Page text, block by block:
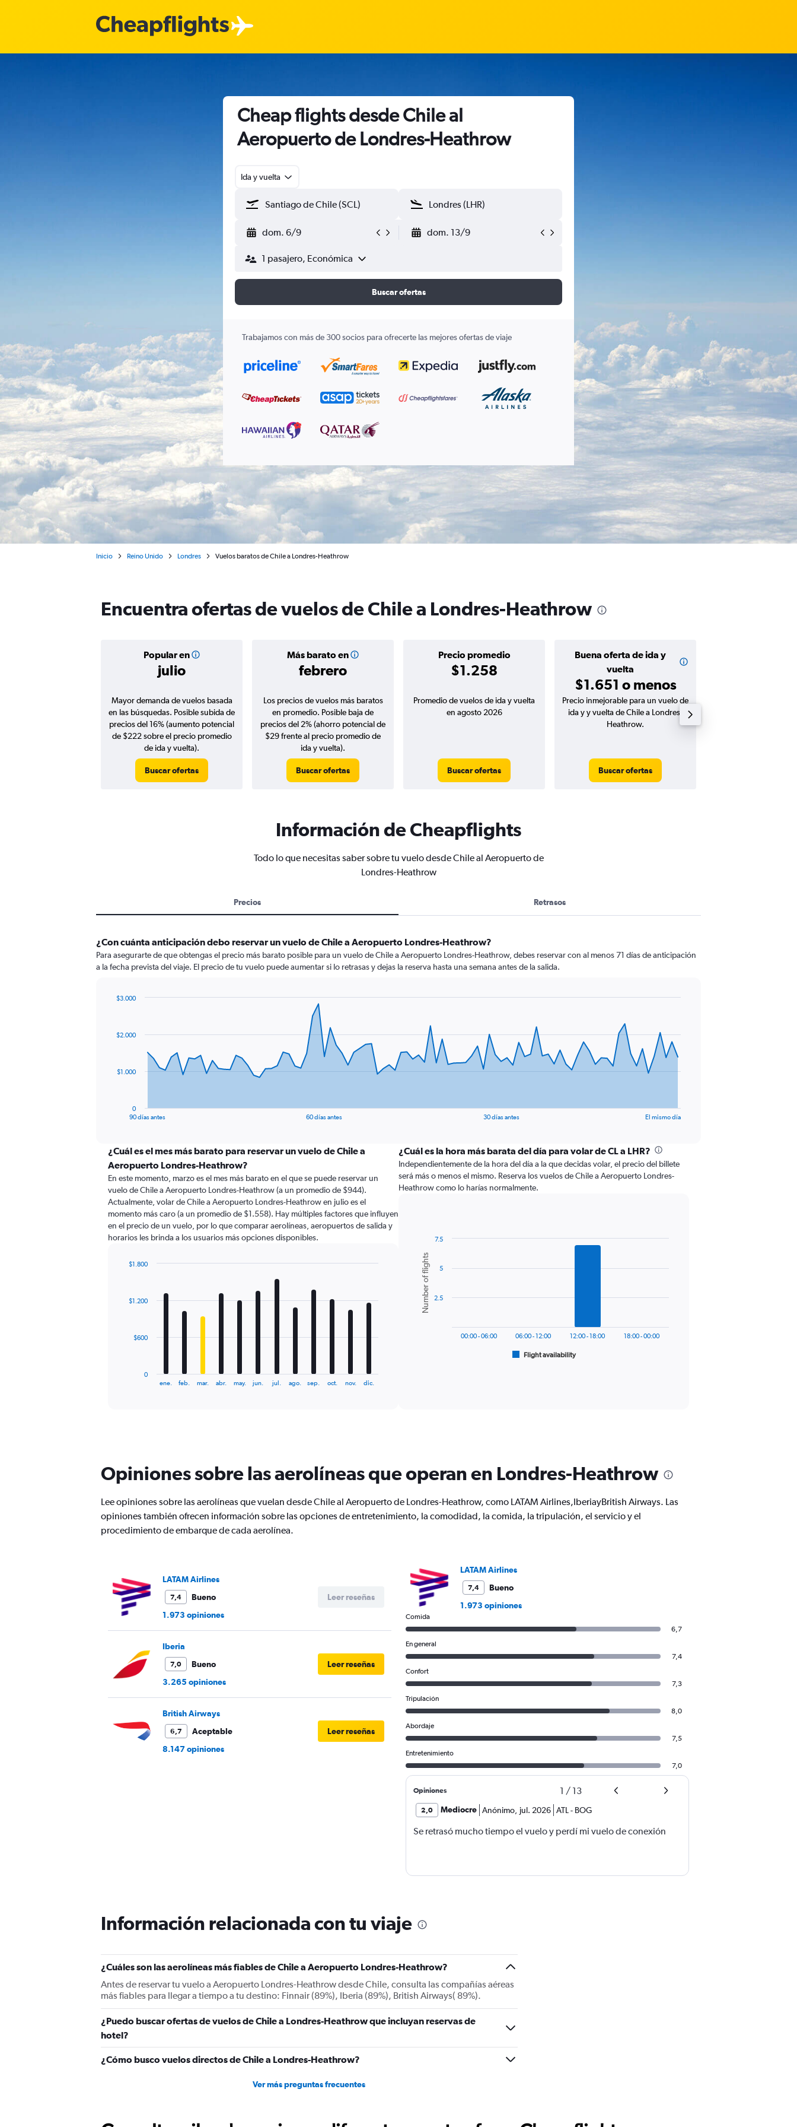
Cheap flights desde Chile al
Aeropuerto de Londres-Heathrow
Ida y vuelta
dom. 6/9 dom. 13/9
1 pasajero, Económica
Buscar ofertas
Trabajamos con más de 300 socios para ofrecerte las mejores ofertas de viaje
Inicio Reino Unido Londres Vuelos baratos de Chile a Londres-Heathrow
Encuentra ofertas de vuelos de Chile a Londres-Heathrow
Popular en
julio
Más barato en
febrero
Precio promedio
$1.258
Buena oferta de ida y
vuelta
$1.651 o menos
Mayor demanda de vuelos basada
en las búsquedas. Posible subida de
precios del 16% (aumento potencial
de $222 sobre el precio promedio
de ida y vuelta).
Buscar ofertas
Los precios de vuelos más baratos
en promedio. Posible baja de
precios del 2% (ahorro potencial de
$29 frente al precio promedio de
ida y vuelta).
Buscar ofertas
Promedio de vuelos de ida y vuelta
en agosto 2026
Buscar ofertas
Precio inmejorable para un vuelo de
ida y y vuelta de Chile a Londres-
Heathrow.
Buscar ofertas
Información de Cheapflights
Todo lo que necesitas saber sobre tu vuelo desde Chile al Aeropuerto de
Londres-Heathrow
Precios Retrasos
¿Con cuánta anticipación debo reservar un vuelo de Chile a Aeropuerto Londres-Heathrow?
Para asegurarte de que obtengas el precio más barato posible para un vuelo de Chile a Aeropuerto Londres-Heathrow, debes reservar con al menos 71 días de anticipación
a la fecha prevista del viaje. El precio de tu vuelo puede aumentar si lo retrasas y dejas la reserva hasta una semana antes de la salida.
data
The
categories.
Range:
91
categories.
The
chart
has
1
Y
displaying
90 días antes 60 días antes 30 días antes El mismo día
0
$1.000
$2.000
$3.000
¿Cuál es el mes más barato para reservar un vuelo de Chile a
Aeropuerto Londres-Heathrow?
En este momento, marzo es el mes más barato en el que se puede reservar un
vuelo de Chile a Aeropuerto Londres-Heathrow (a un promedio de $944).
Actualmente, volar de Chile a Aeropuerto Londres-Heathrow en julio es el
momento más caro (a un promedio de $1.558). Hay múltiples factores que influyen
en el precio de un vuelo, por lo que comparar aerolíneas, aeropuertos de salida y
horarios les brinda a los usuarios más opciones disponibles.
12
The
chart
has
Y
axis
displaying
1800.
ene. feb. mar. abr. may. jun. jul. ago. sep. oct. nov. dic.
0
$600
$1.200
$1.800
¿Cuál es la hora más barata del día para volar de CL a LHR?
Independientemente de la hora del día a la que decidas volar, el precio del billete
será más o menos el mismo. Reserva los vuelos de Chile a Aeropuerto Londres-
Heathrow como lo harías normalmente.
chart
with
bars.
The
1
Y
displaying
Number
to
7.5.
Chart
graphic.
Number of flights
Flight availability
00:00 - 06:00 06:00 - 12:00 12:00 - 18:00 18:00 - 00:00
2.5
5
7.5
Opiniones sobre las aerolíneas que operan en Londres-Heathrow
Lee opiniones sobre las aerolíneas que vuelan desde Chile al Aeropuerto de Londres-Heathrow, como LATAM Airlines,IberiayBritish Airways. Las
opiniones también ofrecen información sobre las opciones de entretenimiento, la comodidad, la comida, la tripulación, el servicio y el
procedimiento de embarque de cada aerolínea.
LATAM Airlines
7,4
Bueno
1.973 opiniones
Leer reseñas
Iberia
7,0
Bueno
3.265 opiniones
Leer reseñas
British Airways
6,7
Aceptable
8.147 opiniones
Leer reseñas
LATAM Airlines
7,4
Bueno
1.973 opiniones
Comida
6,7
En general
7,4
Confort
7,3
Tripulación
8,0
Abordaje
7,5
Entretenimiento
7,0
Opiniones 1 / 13
2,0 Mediocre Anónimo jul. 2026 ATL - BOG
Se retrasó mucho tiempo el vuelo y perdí mi vuelo de conexión
Información relacionada con tu viaje
¿Cuáles son las aerolíneas más fiables de Chile a Aeropuerto Londres-Heathrow?
Antes de reservar tu vuelo a Aeropuerto Londres-Heathrow desde Chile, consulta las compañías aéreas
más fiables para llegar a tiempo a tu destino: Finnair (89%), Iberia (89%), British Airways( 89%).
¿Puedo buscar ofertas de vuelos de Chile a Londres-Heathrow que incluyan reservas de
hotel?
¿Cómo busco vuelos directos de Chile a Londres-Heathrow?
Ver más preguntas frecuentes